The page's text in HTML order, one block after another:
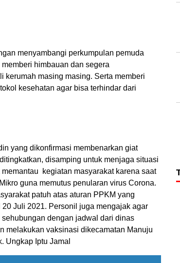
menyambangi perkumpulan pemuda
himbauan dan segera
kerumah masing masing. Serta memberi
kesehatan agar bisa terhindar dari
yang dikonfirmasi membenarkan giat
disamping untuk menjaga situasi
kegiatan masyarakat karena saat
guna memutus penularan virus Corona.
patuh atas aturan PPKM yang
Juli 2021. Personil juga mengajak agar
dengan jadwal dari dinas
melakukan vaksinasi dikecamatan Manuju
Ungkap Iptu Jamal